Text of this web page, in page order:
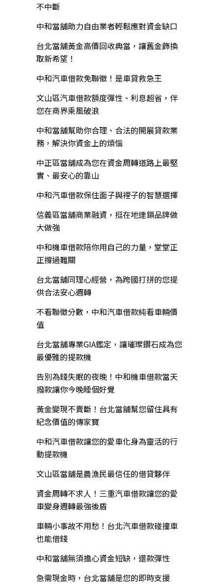
不中斷
中和當舖助力自由業者輕鬆應對資金缺口
台北當舖黃金高價回收典當，讓舊金飾換
取新希望！
中和汽車借款免聯徵！是車貸救急王
文山區汽車借款額度彈性、利息超省，伴
您在商界乘風破浪
中和當舖幫助你合理、合法的開展貸款業
務，解決你資金上的煩惱
中正區當舖成為您在資金周轉道路上最堅
實、最安心的靠山
中和汽車借款保住面子與裡子的智慧選擇
信義區當舖商業融資，挺在地連鎖品牌做
大做強
中和機車借款陪你用自己的力量，堂堂正
正撐過難關
台北當舖同理心經營，為跨國打拼的您提
供合法安心週轉
不看聯徵分數，中和汽車借款純看車輛價
值
台北當舖專業GIA鑑定，讓璀璨鑽石成為您
最優雅的提款機
告別為錢失眠的夜晚！中和機車借款當天
撥款讓你今晚睡個好覺
黃金變現不賣斷！台北當舖幫您留住具有
紀念價值的傳家寶
中和汽車借款讓您的愛車化身為靈活的行
動提款機
文山區當舖是農漁民最信任的借貸夥伴
資金周轉不求人！三重汽車借款讓您的愛
車變身週轉最強後盾
車輛小事故不用愁！台北汽車借款碰撞車
也能借錢
中和當舖無須擔心資金短缺，還款彈性
急需現金時，台北當舖是您的即時支援